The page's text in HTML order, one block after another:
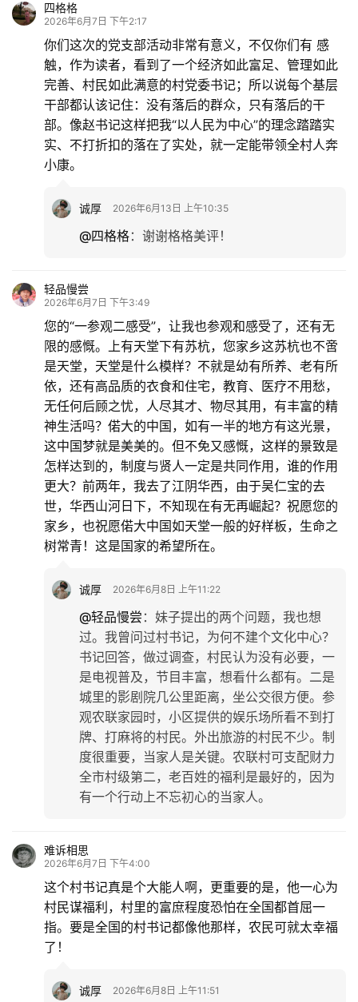
四格格
2026年6月7日 下午2:17
你们这次的党支部活动非常有意义，不仅你们有 感
触，作为读者，看到了一个经济如此富足、管理如此
完善、村民如此满意的村党委书记；所以说每个基层
干部都认该记住：没有落后的群众，只有落后的干
部。像赵书记这样把我“以人民为中心”的理念踏踏实
实、不打折扣的落在了实处，就一定能带领全村人奔
小康。
诚厚 2026年6月13日 上午10:35
@四格格： 谢谢格格美评！
轻品慢尝
2026年6月7日 下午3:49
您的“一参观二感受”，让我也参观和感受了，还有无
限的感慨。上有天堂下有苏杭，您家乡这苏杭也不啻
是天堂，天堂是什么模样？不就是幼有所养、老有所
依，还有高品质的衣食和住宅，教育、医疗不用愁，
无任何后顾之忧，人尽其才、物尽其用，有丰富的精
神生活吗？偌大的中国，如有一半的地方有这光景，
这中国梦就是美美的。但不免又感慨，这样的景致是
怎样达到的，制度与贤人一定是共同作用，谁的作用
更大？前两年，我去了江阴华西，由于吴仁宝的去
世，华西山河日下，不知现在有无再崛起？祝愿您的
家乡，也祝愿偌大中国如天堂一般的好样板，生命之
树常青！这是国家的希望所在。
诚厚 2026年6月8日 上午11:22
@轻品慢尝 ： 妹子提出的两个问题，我也想
过。我曾问过村书记，为何不建个文化中心？
书记回答，做过调查，村民认为没有必要，一
是电视普及，节目丰富，想看什么都有。二是
城里的影剧院几公里距离，坐公交很方便。参
观农联家园时，小区提供的娱乐场所看不到打
牌、打麻将的村民。外出旅游的村民不少。制
度很重要，当家人是关键。农联村可支配财力
全市村级第二，老百姓的福利是最好的，因为
有一个行动上不忘初心的当家人。
难诉相思
2026年6月7日 下午4:00
这个村书记真是个大能人啊，更重要的是，他一心为
村民谋福利，村里的富庶程度恐怕在全国都首屈一
指。要是全国的村书记都像他那样，农民可就太幸福
了！
诚厚 2026年6月8日 上午11:51